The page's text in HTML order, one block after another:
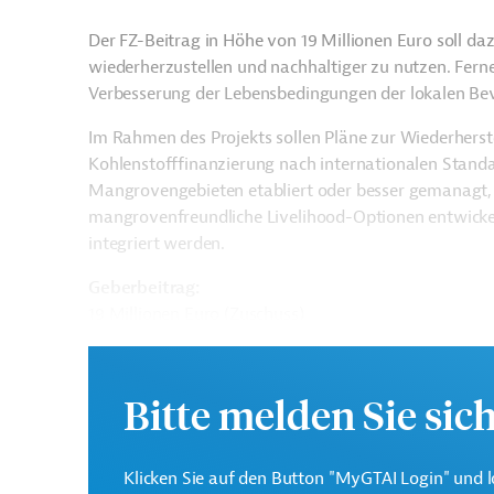
Der FZ-Beitrag in Höhe von 19 Millionen Euro soll
wiederherzustellen und nachhaltiger zu nutzen.
Verbesserung der Lebensbedingungen der lokalen
Im Rahmen des Projekts sollen Pläne zur
Kohlenstofffinanzierung nach internationalen
Mangrovengebieten etabliert oder besser
mangrovenfreundliche Livelihood-Optionen
integriert werden.
GTAI informiert über dieKfW : Schwerpunkte,
Bitte melden Sie
Klicken Sie auf den Button "MyGTAI Login" und